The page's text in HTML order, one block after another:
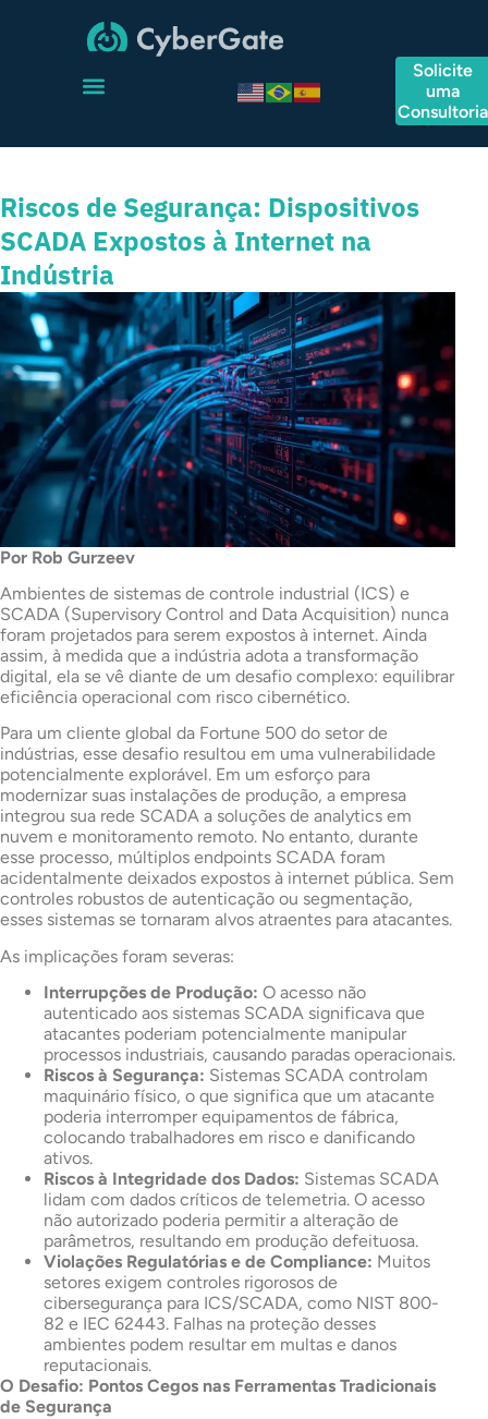
Solicite
uma
Consultoria
Riscos de Segurança: Dispositivos
SCADA Expostos à Internet na
Indústria
Por Rob Gurzeev
Ambientes de sistemas de controle industrial (ICS) e
SCADA (Supervisory Control and Data Acquisition) nunca
foram projetados para serem expostos à internet. Ainda
assim, à medida que a indústria adota a transformação
digital, ela se vê diante de um desafio complexo: equilibrar
eficiência operacional com risco cibernético.
Para um cliente global da Fortune 500 do setor de
indústrias, esse desafio resultou em uma vulnerabilidade
potencialmente explorável. Em um esforço para
modernizar suas instalações de produção, a empresa
integrou sua rede SCADA a soluções de analytics em
nuvem e monitoramento remoto. No entanto, durante
esse processo, múltiplos endpoints SCADA foram
acidentalmente deixados expostos à internet pública. Sem
controles robustos de autenticação ou segmentação,
esses sistemas se tornaram alvos atraentes para atacantes.
As implicações foram severas:
Interrupções de Produção: O acesso não
autenticado aos sistemas SCADA significava que
atacantes poderiam potencialmente manipular
processos industriais, causando paradas operacionais.
Riscos à Segurança: Sistemas SCADA controlam
maquinário físico, o que significa que um atacante
poderia interromper equipamentos de fábrica,
colocando trabalhadores em risco e danificando
ativos.
Riscos à Integridade dos Dados: Sistemas SCADA
lidam com dados críticos de telemetria. O acesso
não autorizado poderia permitir a alteração de
parâmetros, resultando em produção defeituosa.
Violações Regulatórias e de Compliance: Muitos
setores exigem controles rigorosos de
cibersegurança para ICS/SCADA, como NIST 800-
82 e IEC 62443. Falhas na proteção desses
ambientes podem resultar em multas e danos
reputacionais.
O Desafio: Pontos Cegos nas Ferramentas Tradicionais
de Segurança